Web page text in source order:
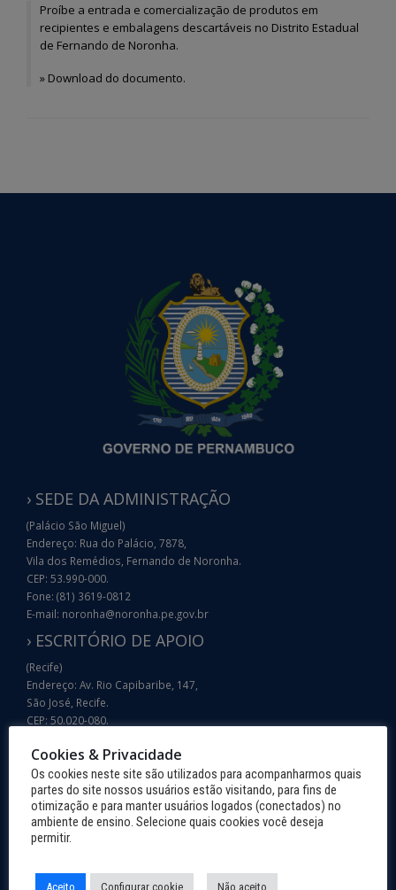
Proíbe a entrada e comercialização de produtos em
recipientes e embalagens descartáveis no Distrito Estadual
de Fernando de Noronha.
» Download do documento.
› SEDE DA ADMINISTRAÇÃO
(Palácio São Miguel)
Endereço: Rua do Palácio, 7878,
Vila dos Remédios, Fernando de Noronha.
CEP: 53.990-000.
Fone: (81) 3619-0812
E-mail: noronha@noronha.pe.gov.br
› ESCRITÓRIO DE APOIO
(Recife)
Endereço: Av. Rio Capibaribe, 147,
São José, Recife.
CEP: 50.020-080.
E-mail: noronha@noronha.pe.gov.br
› CNPJ: 40.817.926/0001-99
INFORMAÇÕES TURÍSTICAS
Cookies & Privacidade
Os cookies neste site são utilizados para acompanharmos quais
partes do site nossos usuários estão visitando, para fins de
otimização e para manter usuários logados (conectados) no
ambiente de ensino. Selecione quais cookies você deseja
permitir.
Aceito Configurar cookie Não aceito